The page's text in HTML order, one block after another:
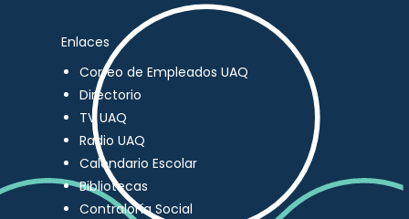
Enlaces
Correo de Empleados UAQ
Directorio
TV UAQ
Radio UAQ
Calendario Escolar
Bibliotecas
Contraloría Social